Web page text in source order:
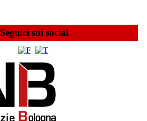
Seguici sui social